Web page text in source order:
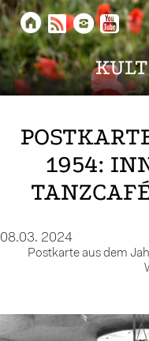
   
1954:
08.03. 2024
Postkarte aus dem